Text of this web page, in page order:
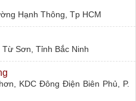
Hạnh Thông, Tp HCM
Sơn, Tỉnh Bắc Ninh
KDC Đông Điện Biên Phủ, P.